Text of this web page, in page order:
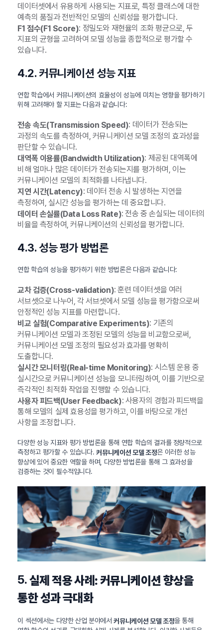
데이터셋에서 유용하게 사용되는 지표로, 특정 클래스에 대한
예측의 품질과 전반적인 모델의 신뢰성을 평가합니다.
F1 점수(F1 Score): 정밀도와 재현율의 조화 평균으로, 두
지표의 균형을 고려하여 모델 성능을 종합적으로 평가할 수
있습니다.
4.2. 커뮤니케이션 성능 지표
연합 학습에서 커뮤니케이션의 효율성이 성능에 미치는 영향을 평가하기
위해 고려해야 할 지표는 다음과 같습니다:
전송 속도(Transmission Speed): 데이터가 전송되는
과정의 속도를 측정하여, 커뮤니케이션 모델 조정의 효과성을
판단할 수 있습니다.
대역폭 이용률(Bandwidth Utilization): 제공된 대역폭에
비해 얼마나 많은 데이터가 전송되는지를 평가하며, 이는
커뮤니케이션 모델의 최적화를 나타냅니다.
지연 시간(Latency): 데이터 전송 시 발생하는 지연을
측정하여, 실시간 성능을 평가하는 데 중요합니다.
데이터 손실률(Data Loss Rate): 전송 중 손실되는 데이터의
비율을 측정하여, 커뮤니케이션의 신뢰성을 평가합니다.
4.3. 성능 평가 방법론
연합 학습의 성능을 평가하기 위한 방법론은 다음과 같습니다:
교차 검증(Cross-validation): 훈련 데이터셋을 여러
서브셋으로 나누어, 각 서브셋에서 모델 성능을 평가함으로써
안정적인 성능 지표를 마련합니다.
비교 실험(Comparative Experiments): 기존의
커뮤니케이션 모델과 조정된 모델의 성능을 비교함으로써,
커뮤니케이션 모델 조정의 필요성과 효과를 명확히
도출합니다.
실시간 모니터링(Real-time Monitoring): 시스템 운용 중
실시간으로 커뮤니케이션 성능을 모니터링하여, 이를 기반으로
즉각적인 최적화 작업을 진행할 수 있습니다.
사용자 피드백(User Feedback): 사용자의 경험과 피드백을
통해 모델의 실제 효용성을 평가하고, 이를 바탕으로 개선
사항을 조정합니다.
다양한 성능 지표와 평가 방법론을 통해 연합 학습의 결과를 정량적으로
측정하고 평가할 수 있습니다.커뮤니케이션 모델 조정은 이러한 성능
향상에 있어 중요한 역할을 하며, 다양한 방법론을 통해 그 효과성을
검증하는 것이 필수적입니다.
5.실제 적용 사례: 커뮤니케이션 향상을
통한 성과 극대화
이 섹션에서는 다양한 산업 분야에서커뮤니케이션 모델 조정을 통해